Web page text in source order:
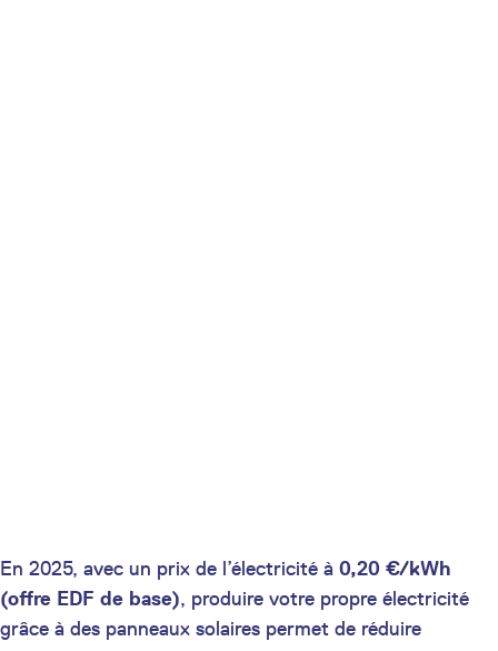
En 2025, avec un prix de l’électricité à 0,20 €/kWh
(offre EDF de base), produire votre propre électricité
grâce à des panneaux solaires permet de réduire